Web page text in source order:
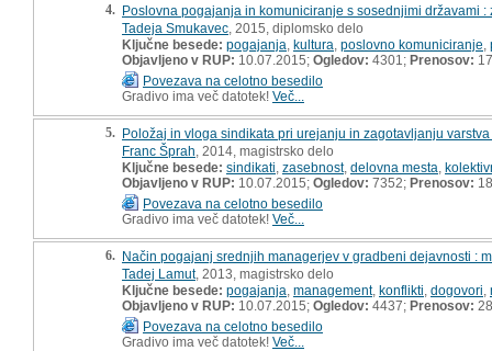
4. Poslovna pogajanja in komuniciranje s sosednjimi državami
Tadeja Smukavec , 2015, diplomsko delo
Ključne besede: pogajanja kultura poslovno komuniciranje
Objavljeno v RUP: 10.07.2015; Ogledov: 4301; Prenosov:
Povezava na celotno besedilo
Gradivo ima več datotek! Več...
5. Položaj in vloga sindikata pri urejanju in zagotavljanju
Franc Šprah , 2014, magistrsko delo
Ključne besede: sindikati zasebnost, delovna mesta
Objavljeno v RUP: 10.07.2015; Ogledov: 7352; Prenosov:
Povezava na celotno besedilo
Gradivo ima več datotek! Več...
6. Način pogajanj srednjih managerjev v gradbeni dejavnosti :
Tadej Lamut, 2013, magistrsko delo
Ključne besede: pogajanja management, konflikti dogovori
Objavljeno v RUP: 10.07.2015; Ogledov: 4437; Prenosov:
Povezava na celotno besedilo
Gradivo ima več datotek! Več...